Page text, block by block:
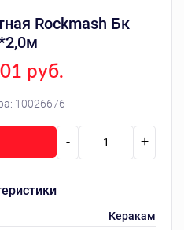
Rockmash Бк
10026676
руб.
Керакам
- +